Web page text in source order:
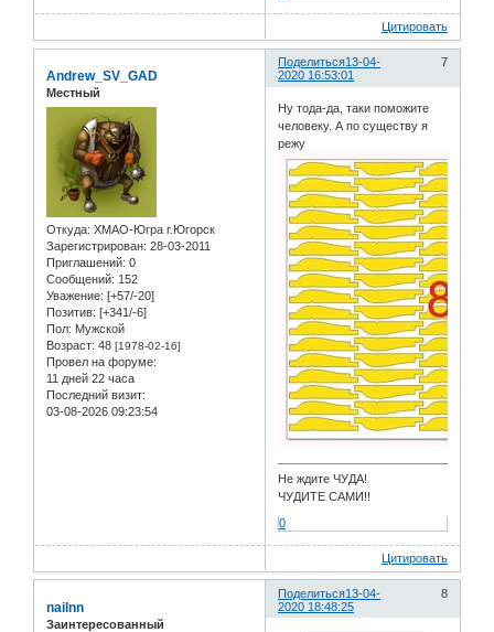
Цитировать
Поделиться 7
13-04-
2020 16:53:01
Andrew_SV_GAD
Местный
Откуда: ХМАО-Югра г.Югорск
Зарегистрирован: 28-03-2011
Приглашений: 0
Сообщений: 152
Уважение: [+57/-20]
Позитив: [+341/-6]
Пол: Мужской
Возраст: 48 [1978-02-16]
Провел на форуме:
11 дней 22 часа
Последний визит:
03-08-2026 09:23:54
Ну тода-да, таки поможите
человеку. А по существу я
режу
Не ждите ЧУДА!
ЧУДИТЕ САМИ!!
0
Цитировать
Поделиться 8
13-04-
2020 18:48:25
nailnn
Заинтересованный